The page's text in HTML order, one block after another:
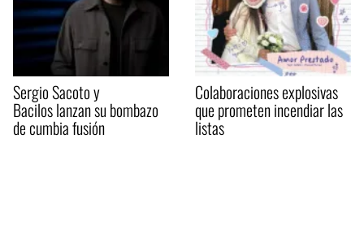
Sergio Sacoto y
Bacilos lanzan su bombazo
de cumbia fusión
Colaboraciones explosivas
que prometen incendiar las
listas